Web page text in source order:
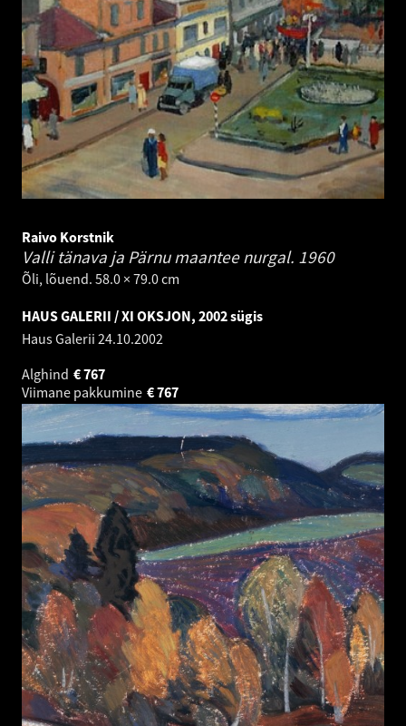
Raivo Korstnik
Valli tänava ja Pärnu maantee nurgal. 1960
Õli, lõuend. 58.0 × 79.0 cm
HAUS GALERII / XI OKSJON, 2002 sügis
Haus Galerii 24.10.2002
Alghind
767
€
Viimane pakkumine
767
€